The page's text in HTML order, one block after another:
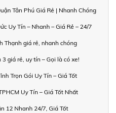
Tân Phú Giá Rẻ | Nhanh Chóng
Uy Tín – Nhanh – Giá Rẻ – 24/7
Thạnh giá rẻ, nhanh chóng
giá rẻ, uy tín – Gọi là có xe!
Trọn Gói Uy Tín – Giá Tốt
Uy Tín – Giá Tốt Nhất
12 Nhanh 24/7, Giá Tốt